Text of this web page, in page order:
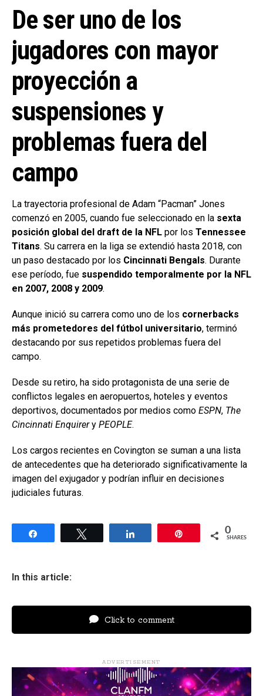
De ser uno de los
jugadores con mayor
proyección a
suspensiones y
problemas fuera del
campo
La trayectoria profesional de Adam “Pacman” Jones
comenzó en 2005, cuando fue seleccionado en la sexta
posición global del draft de la NFL por los Tennessee
Titans. Su carrera en la liga se extendió hasta 2018, con
un paso destacado por los Cincinnati Bengals. Durante
ese período, fue suspendido temporalmente por la NFL
en 2007, 2008 y 2009.
Aunque inició su carrera como uno de los cornerbacks
más prometedores del fútbol universitario, terminó
destacando por sus repetidos problemas fuera del
campo.
Desde su retiro, ha sido protagonista de una serie de
conflictos legales en aeropuertos, hoteles y eventos
deportivos, documentados por medios como ESPN, The
Cincinnati Enquirery PEOPLE.
Los cargos recientes en Covington se suman a una lista
de antecedentes que ha deteriorado significativamente la
imagen del exjugador y podrían influir en decisiones
judiciales futuras.
0
SHARES
In this article:
Click to comment
ADVERTISEMENT